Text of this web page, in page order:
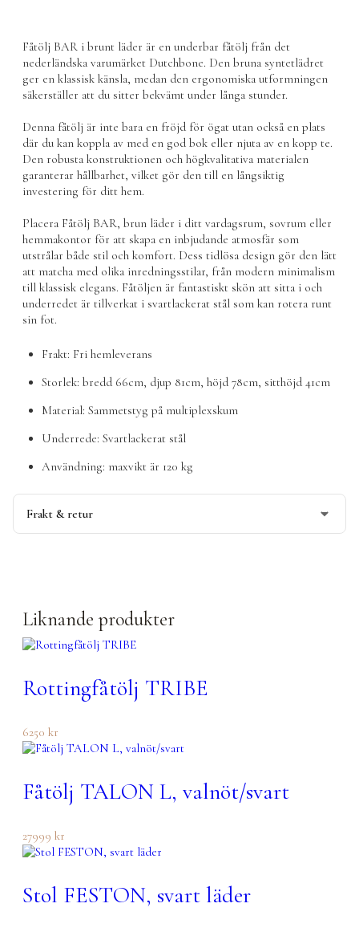
Fåtölj BAR i brunt läder är en underbar fåtölj från det
nederländska varumärket Dutchbone. Den bruna syntetlädret
ger en klassisk känsla, medan den ergonomiska utformningen
säkerställer att du sitter bekvämt under långa stunder.
Denna fåtölj är inte bara en fröjd för ögat utan också en plats
där du kan koppla av med en god bok eller njuta av en kopp te.
Den robusta konstruktionen och högkvalitativa materialen
garanterar hållbarhet, vilket gör den till en långsiktig
investering för ditt hem.
Placera Fåtölj BAR, brun läder i ditt vardagsrum, sovrum eller
hemmakontor för att skapa en inbjudande atmosfär som
utstrålar både stil och komfort. Dess tidlösa design gör den lätt
att matcha med olika inredningsstilar, från modern minimalism
till klassisk elegans. Fåtöljen är fantastiskt skön att sitta i och
underredet är tillverkat i svartlackerat stål som kan rotera runt
sin fot.
Frakt: Fri hemleverans
Storlek: bredd 66cm, djup 81cm, höjd 78cm, sitthöjd 41cm
Material: Sammetstyg på multiplexskum
Underrede: Svartlackerat stål
Användning: maxvikt är 120 kg
Frakt & retur
Läs mer om vår leverans och returpolicy
Liknande produkter
Rottingfåtölj TRIBE
6250 kr
Fåtölj TALON L, valnöt/svart
27999 kr
Stol FESTON, svart läder